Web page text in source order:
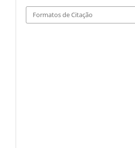
Formatos de Citação